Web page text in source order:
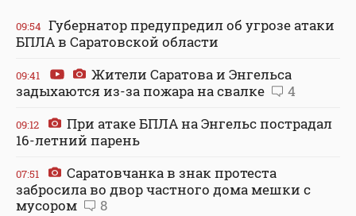
09:54 Губернатор предупредил об угрозе атаки
БПЛА в Саратовской области
09:41
Жители Саратова и Энгельса
задыхаются из-за пожара на свалке
4
09:12
При атаке БПЛА на Энгельс пострадал
16-летний парень
07:51
Саратовчанка в знак протеста
забросила во двор частного дома мешки с
мусором
8